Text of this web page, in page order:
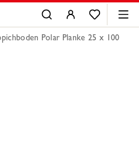
Polar Planke 25 x 100